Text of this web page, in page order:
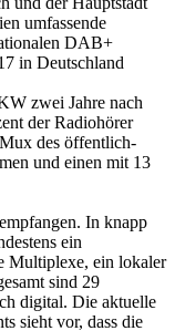
umfassende
DAB+
in Deutschland
zwei Jahre nach
der Radiohörer
des öffentlich-
und einen mit 13
In knapp
ein
Multiplexe, ein lokaler
sind 29
digital. Die aktuelle
sieht vor, dass die